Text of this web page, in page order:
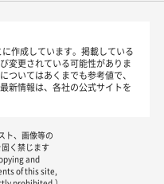
作成しています。掲載している
変更されている可能性がありま
ついてはあくまでも参考値で、
新情報は、各社の公式サイトを
ト、画像等の
く禁じます
and
of this site,